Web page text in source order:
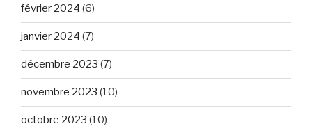
février 2024 (6)
janvier 2024 (7)
décembre 2023 (7)
novembre 2023 (10)
octobre 2023 (10)